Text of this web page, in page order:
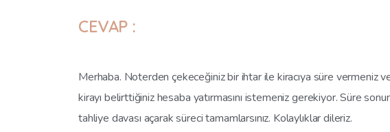
CEVAP :
Merhaba. Noterden çekeceğiniz bir ihtar ile kiracıya süre vermeniz
kirayı belirttiğiniz hesaba yatırmasını istemeniz gerekiyor. Süre
tahliye davası açarak süreci tamamlarsınız. Kolaylıklar dileriz.